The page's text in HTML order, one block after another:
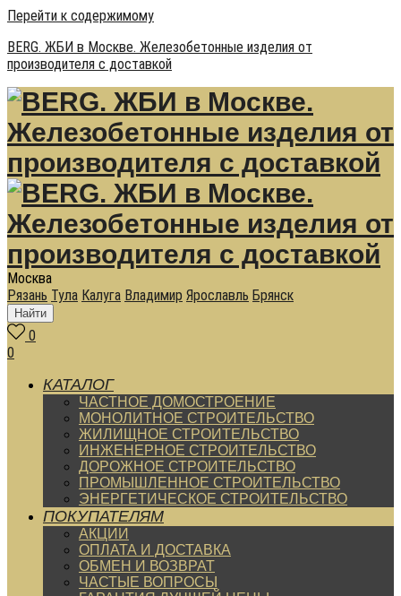
Перейти к содержимому
BERG. ЖБИ в Москве. Железобетонные изделия от
производителя с доставкой
Москва
Рязань Тула Калуга Владимир Ярославль Брянск
Найти
0
0
КАТАЛОГ
ЧАСТНОЕ ДОМОСТРОЕНИЕ
МОНОЛИТНОЕ СТРОИТЕЛЬСТВО
ЖИЛИЩНОЕ СТРОИТЕЛЬСТВО
ИНЖЕНЕРНОЕ СТРОИТЕЛЬСТВО
ДОРОЖНОЕ СТРОИТЕЛЬСТВО
ПРОМЫШЛЕННОЕ СТРОИТЕЛЬСТВО
ЭНЕРГЕТИЧЕСКОЕ СТРОИТЕЛЬСТВО
ПОКУПАТЕЛЯМ
АКЦИИ
ОПЛАТА И ДОСТАВКА
ОБМЕН И ВОЗВРАТ
ЧАСТЫЕ ВОПРОСЫ